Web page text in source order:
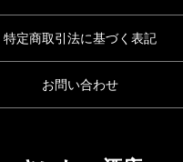
特定商取引法に基づく表記
お問い合わせ